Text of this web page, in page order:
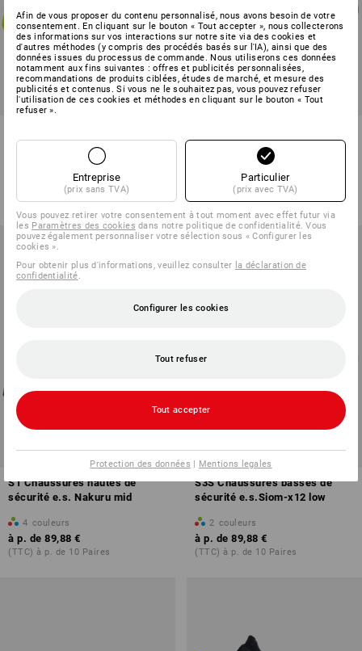
sécurité Merak
83,88 €
(TTC) à p. de 20 Paires
sécurité e.s. Sirius II
71,88 €
(TTC) à p. de 10 Paires
S1 Chaussures hautes de
sécurité e.s. Nakuru mid
4 couleurs
à p. de 89,88 €
(TTC) à p. de 10 Paires
S3S Chaussures basses de
sécurité e.s.Siom-x12 low
2 couleurs
à p. de 89,88 €
(TTC) à p. de 10 Paires
Afin de vous proposer du contenu personnalisé, nous avons besoin de votre
consentement. En cliquant sur le bouton « Tout accepter », nous collecterons
des informations sur vos interactions sur notre site via des cookies et
d'autres méthodes (y compris des procédés basés sur l'IA), ainsi que des
données issues du processus de commande. Nous utiliserons ces données
notamment aux fins suivantes : offres et publicités personnalisées,
recommandations de produits ciblées, études de marché, et mesure des
publicités et contenus. Si vous ne le souhaitez pas, vous pouvez refuser
l'utilisation de ces cookies et méthodes en cliquant sur le bouton « Tout
refuser ».
Entreprise
(prix sans TVA)
Particulier
(prix avec TVA)
Vous pouvez retirer votre consentement à tout moment avec effet futur via
les Paramètres des cookies dans notre politique de confidentialité. Vous
pouvez également personnaliser votre sélection sous « Configurer les
cookies ».
Pour obtenir plus d'informations, veuillez consulter la déclaration de
confidentialité.
Configurer les cookies
Tout refuser
Tout accepter
Protection des données | Mentions legales